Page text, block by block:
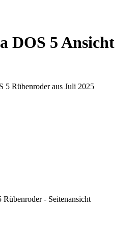
DOS 5 Ansicht
- Seitenansicht